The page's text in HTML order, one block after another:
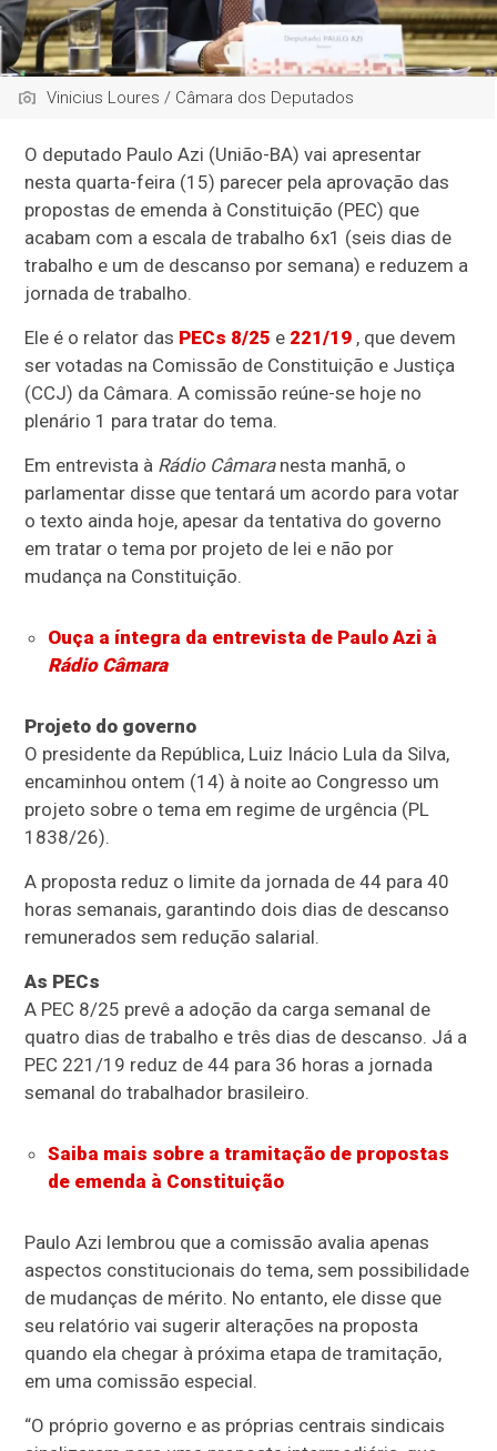
Vinicius Loures / Câmara dos Deputados
O deputado Paulo Azi (União-BA) vai apresentar
nesta quarta-feira (15) parecer pela aprovação das
propostas de emenda à Constituição (PEC) que
acabam com a escala de trabalho 6x1 (seis dias de
trabalho e um de descanso por semana) e reduzem a
jornada de trabalho.
Ele é o relator das PECs 8/25 e 221/19 , que devem
ser votadas na Comissão de Constituição e Justiça
(CCJ) da Câmara. A comissão reúne-se hoje no
plenário 1 para tratar do tema.
Em entrevista à Rádio Câmaranesta manhã, o
parlamentar disse que tentará um acordo para votar
o texto ainda hoje, apesar da tentativa do governo
em tratar o tema por projeto de lei e não por
mudança na Constituição.
Ouça a íntegra da entrevista de Paulo Azi à
Rádio Câmara
Projeto do governo
O presidente da República, Luiz Inácio Lula da Silva,
encaminhou ontem (14) à noite ao Congresso um
projeto sobre o tema em regime de urgência (PL
1838/26).
A proposta reduz o limite da jornada de 44 para 40
horas semanais, garantindo dois dias de descanso
remunerados sem redução salarial.
As PECs
A PEC 8/25 prevê a adoção da carga semanal de
quatro dias de trabalho e três dias de descanso. Já a
PEC 221/19 reduz de 44 para 36 horas a jornada
semanal do trabalhador brasileiro.
Saiba mais sobre a tramitação de propostas
de emenda à Constituição
Paulo Azi lembrou que a comissão avalia apenas
aspectos constitucionais do tema, sem possibilidade
de mudanças de mérito. No entanto, ele disse que
seu relatório vai sugerir alterações na proposta
quando ela chegar à próxima etapa de tramitação,
em uma comissão especial.
“O próprio governo e as próprias centrais sindicais